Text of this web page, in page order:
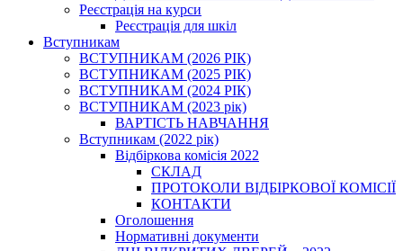
Реєстрація на курси
Реєстрація для шкіл
Вступникам
ВСТУПНИКАМ (2026 РІК)
ВСТУПНИКАМ (2025 РІК)
ВСТУПНИКАМ (2024 РІК)
ВСТУПНИКАМ (2023 рік)
ВАРТІСТЬ НАВЧАННЯ
Вступникам (2022 рік)
Відбіркова комісія 2022
СКЛАД
ПРОТОКОЛИ ВІДБІРКОВОЇ КОМІСІЇ
КОНТАКТИ
Оголошення
Нормативні документи